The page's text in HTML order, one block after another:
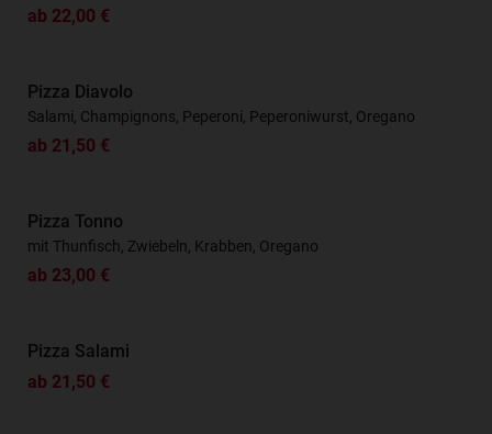
ab 22,00 €
Pizza Diavolo
Salami, Champignons, Peperoni, Peperoniwurst, Oregano
ab 21,50 €
Pizza Tonno
mit Thunfisch, Zwiebeln, Krabben, Oregano
ab 23,00 €
Pizza Salami
ab 21,50 €